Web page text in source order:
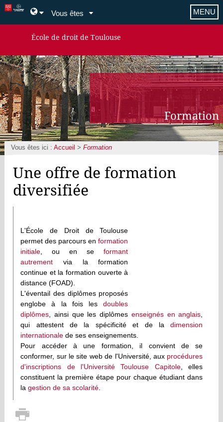
Vous êtes
École de droit de Toulouse
MENU
Formation
Vous êtes ici :Accueil >Formation
Une offre de formation
diversifiée
L'École de Droit de Toulouse
permet des parcours enformation
initiale , ou en seformant
autrement via la formation
continue et la formation ouverte à
distance (FOAD).
L'éventail des diplômes proposés
englobe à la fois lesdoubles
diplômes , ainsi que les diplômes enseignés en anglais
qui attestent de la spécificité et de ladimension
internationalede ses enseignements.
Pour accéder à une formation, il convient de se
conformer, sur le site web de l'Université, aux procédures
d'inscriptions de l'Université Toulouse Capitole, elles
constituent la première étape pour chaque étudiant dans
lagestion de sa scolarité